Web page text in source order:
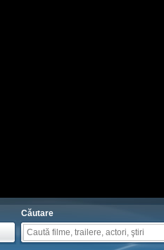
Căutare